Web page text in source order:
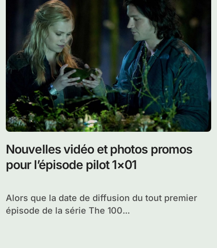
Nouvelles vidéo et photos promos
pour l’épisode pilot 1×01
Alors que la date de diffusion du tout premier
épisode de la série The 100...